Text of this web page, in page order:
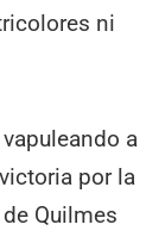
ni
a
por la
Quilmes